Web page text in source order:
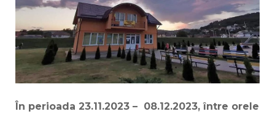
În perioada 23.11.2023 – 08.12.2023, între orele